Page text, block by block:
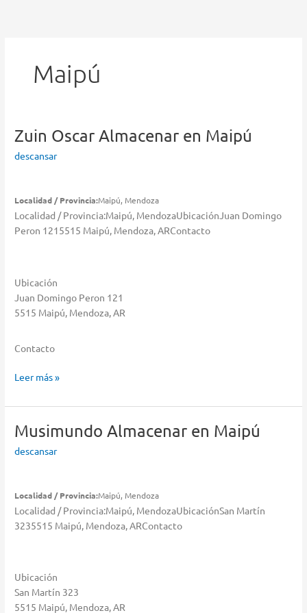
Maipú
Zuin OscarAlmacenar en Maipú
descansar
Localidad / Provincia:Maipú, Mendoza
Localidad / Provincia:Maipú, MendozaUbicaciónJuan Domingo
Peron 1215515 Maipú, Mendoza, ARContacto
Ubicación
Juan Domingo Peron 121
5515 Maipú, Mendoza, AR
Contacto
Zuin
Almacenar
Maipú
Leer más »
MusimundoAlmacenar en Maipú
descansar
Localidad / Provincia:Maipú, Mendoza
Localidad / Provincia:Maipú, MendozaUbicaciónSan Martín
3235515 Maipú, Mendoza, ARContacto
Ubicación
San Martín 323
5515 Maipú, Mendoza, AR